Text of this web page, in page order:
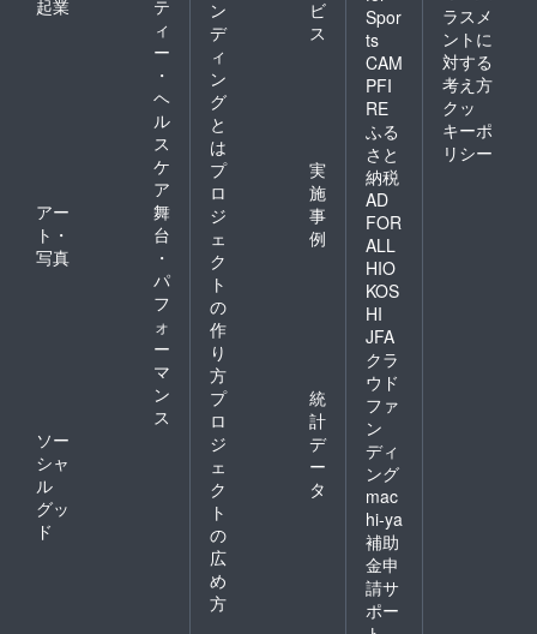
BAR』
として
営業致
しま
す。会
員様は
2000円
で21:00
起業
テ
ィ
ー
・
ヘ
ル
ス
ケ
ア
アー
ト・
写真
舞
台
・
パ
フ
ォ
ー
マ
ン
ス
ソー
シャ
ル
グッ
ド
ン
デ
ィ
ン
グ
と
は
ビ
ス
プ
ロ
ジ
ェ
ク
ト
の
作
り
方
実
施
事
例
プ
ロ
ジ
ェ
ク
ト
の
広
め
方
統
計
デ
ー
タ
Spor
ts
CAM
PFI
RE
ふる
さと
納税
AD
FOR
ALL
HIO
KOS
HI
JFA
クラ
ウド
ファ
ン
ディ
ング
mac
hi-ya
補助
金申
請サ
ポー
ラスメ
ントに
対する
考え方
クッ
キーポ
リシー